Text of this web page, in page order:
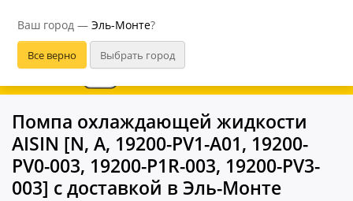
Ваш город — Эль-Монте?
В приложении удобнее
Помпа охлаждающей жидкости
AISIN [N, A, 19200-PV1-A01, 19200-
PV0-003, 19200-P1R-003, 19200-PV3-
003] с доставкой в Эль-Монте